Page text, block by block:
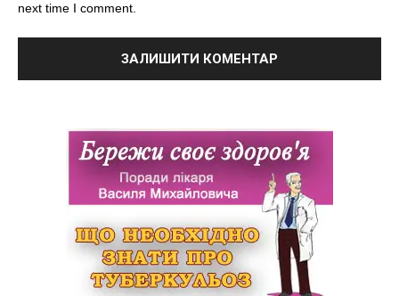
next time I comment.